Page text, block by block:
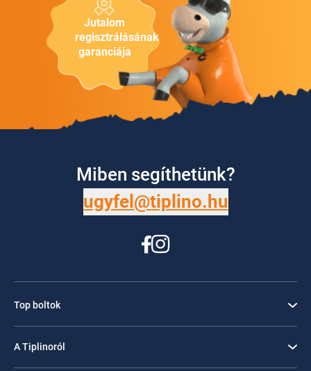
Jutalom
regisztrálásának
garanciája
Miben segíthetünk?
ugyfel@tiplino.hu
Top boltok
A Tiplinoról